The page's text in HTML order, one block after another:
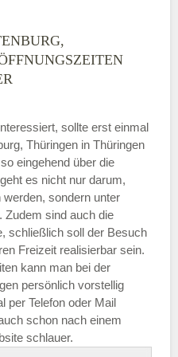
sollte erst einmal
Thüringen in Thüringen
eingehend über die
es nicht nur darum,
sondern unter
Zudem sind auch die
schließlich soll der Besuch
Freizeit realisierbar sein.
kann man bei der
persönlich vorstellig
per Telefon oder Mail
schon nach einem
schlauer.